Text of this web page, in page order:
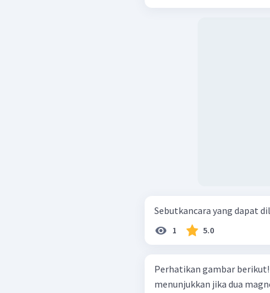
Sebutkancara yang dapat
1 5.0
Perhatikan gambar berikut! Sesuai keempat gambar tersebut,
menunjukkan jika dua